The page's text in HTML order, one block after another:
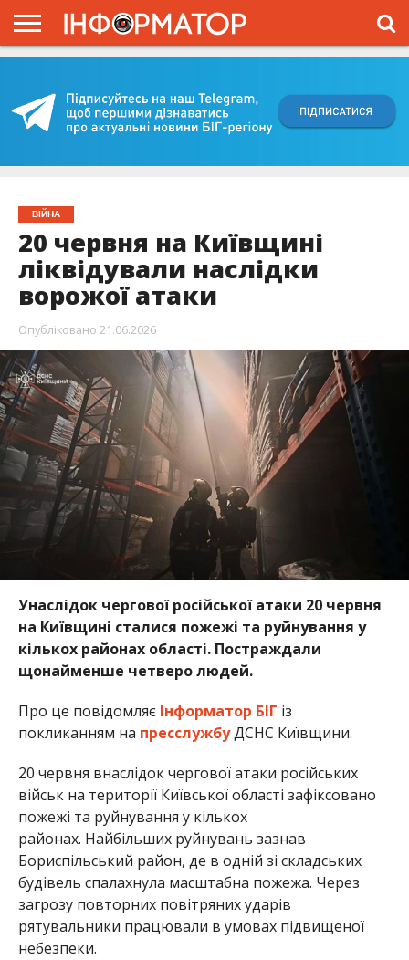
ПРОЄКТ
ВІЙНА
20 червня на Київщині
ліквідували наслідки
ворожої атаки
Опубліковано 21.06.2026
Унаслідок чергової російської атаки 20 червня
на Київщині сталися пожежі та руйнування у
кількох районах області. Постраждали
щонайменше четверо людей.
Про це повідомляє Інформатор БІГ із
покликанням на пресслужбуДСНС Київщини.
20 червня внаслідок чергової атаки російських
військ на території Київської області зафіксовано
пожежі та руйнування у кількох
районах. Найбільших руйнувань зазнав
Бориспільський район, де в одній зі складських
будівель спалахнула масштабна пожежа. Через
загрозу повторних повітряних ударів
рятувальники працювали в умовах підвищеної
небезпеки.